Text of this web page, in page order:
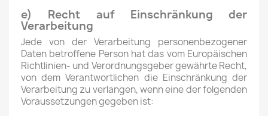
e) Recht auf Einschränkung der
Verarbeitung
Jede von der Verarbeitung personenbezogener
Daten betroffene Person hat das vom Europäischen
Richtlinien- und Verordnungsgeber gewährte Recht,
von dem Verantwortlichen die Einschränkung der
Verarbeitung zu verlangen, wenn eine der folgenden
Voraussetzungen gegeben ist: